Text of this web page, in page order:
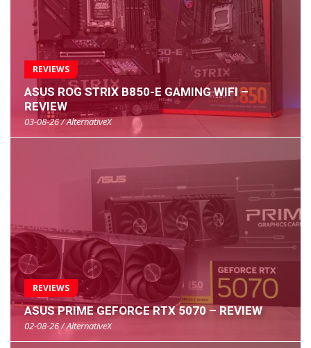
REVIEWS
ASUS ROG STRIX B850-E GAMING WIFI –
REVIEW
03-08-26 / AlternativeX
REVIEWS
ASUS PRIME GEFORCE RTX 5070 – REVIEW
02-08-26 / AlternativeX